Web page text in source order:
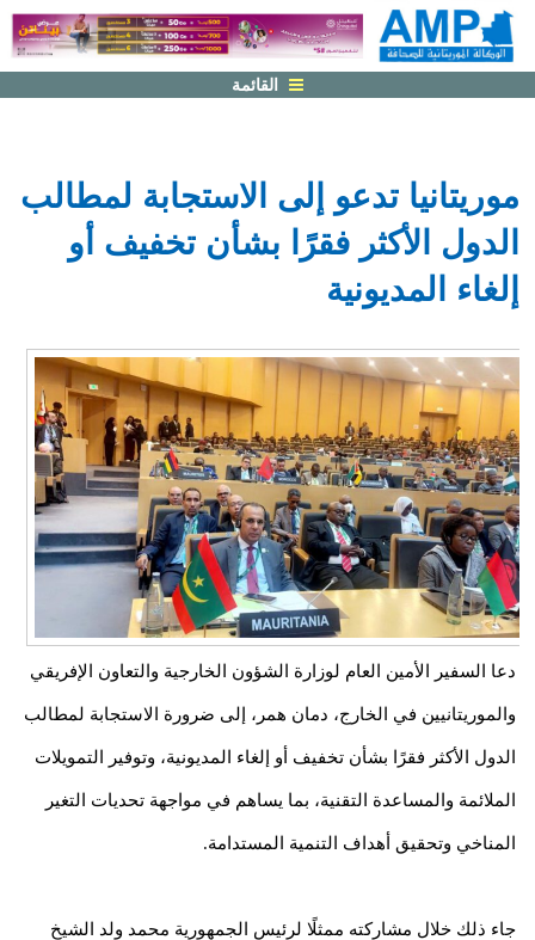
القائمة
موريتانيا تدعو إلى الاستجابة لمطالب
الدول الأكثر فقرًا بشأن تخفيف أو
إلغاء المديونية
دعا السفير الأمين العام لوزارة الشؤون الخارجية والتعاون الإفريقي
والموريتانيين في الخارج، دمان همر، إلى ضرورة الاستجابة لمطالب
الدول الأكثر فقرًا بشأن تخفيف أو إلغاء المديونية، وتوفير التمويلات
الملائمة والمساعدة التقنية، بما يساهم في مواجهة تحديات التغير
المناخي وتحقيق أهداف التنمية المستدامة.
جاء ذلك خلال مشاركته ممثلًا لرئيس الجمهورية محمد ولد الشيخ